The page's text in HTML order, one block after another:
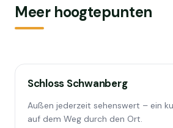
Meer hoogtepunten
Schloss Schwanberg
Außen jederzeit sehenswert – ein
auf dem Weg durch den Ort.